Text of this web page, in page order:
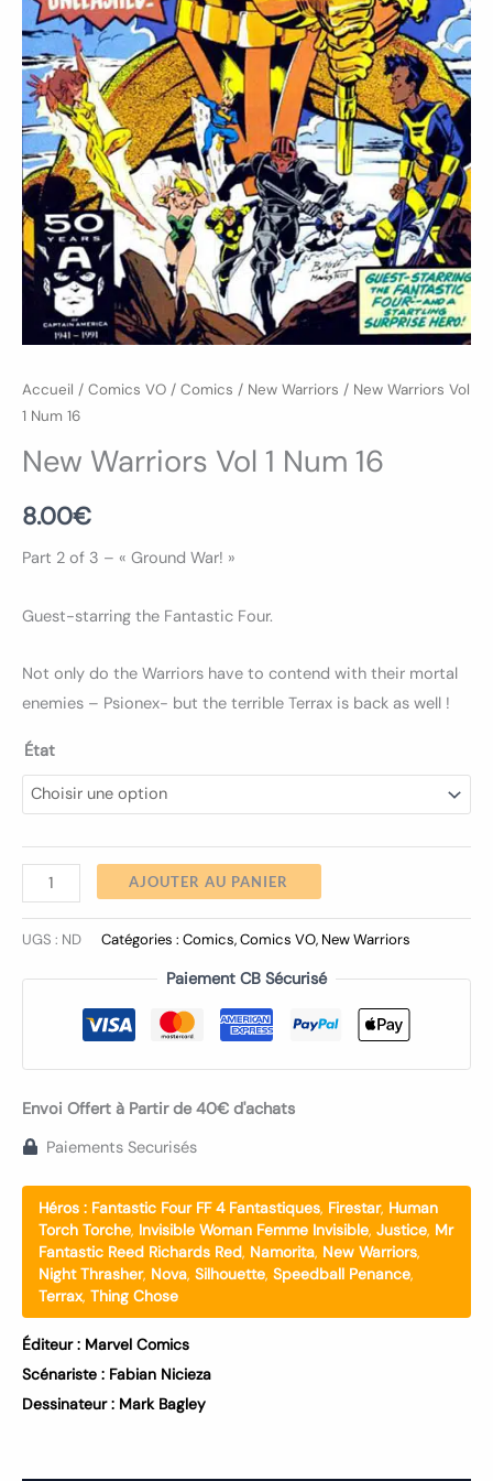
Accueil / Comics VO / Comics / New Warriors / New Warriors Vol
1 Num 16
New Warriors Vol 1 Num 16
8.00€
Part 2 of 3 – « Ground War! »
Guest-starring the Fantastic Four.
Not only do the Warriors have to contend with their mortal
enemies – Psionex- but the terrible Terrax is back as well !
État
AJOUTER AU PANIER
UGS : ND Catégories : Comics,Comics VO, New Warriors
Paiement CB Sécurisé
Envoi Offert à Partir de 40€ d'achats
Paiements Securisés
Héros : Fantastic Four FF 4 Fantastiques, Firestar, Human
Torch Torche, Invisible Woman Femme Invisible, Justice, Mr
Fantastic Reed Richards Red, Namorita, New Warriors,
Night Thrasher, Nova, Silhouette, Speedball Penance,
Terrax, Thing Chose
Éditeur : Marvel Comics
Scénariste : Fabian Nicieza
Dessinateur : Mark Bagley